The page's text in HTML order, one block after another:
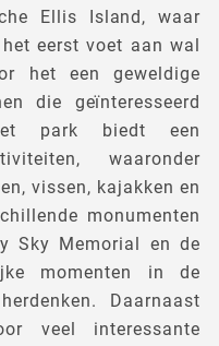
Ellis Island, waar
eerst voet aan wal
het een geweldige
die geïnteresseerd
park biedt een
waaronder
vissen, kajakken en
monumenten
Sky Memorial en de
momenten in de
Daarnaast
veel interessante